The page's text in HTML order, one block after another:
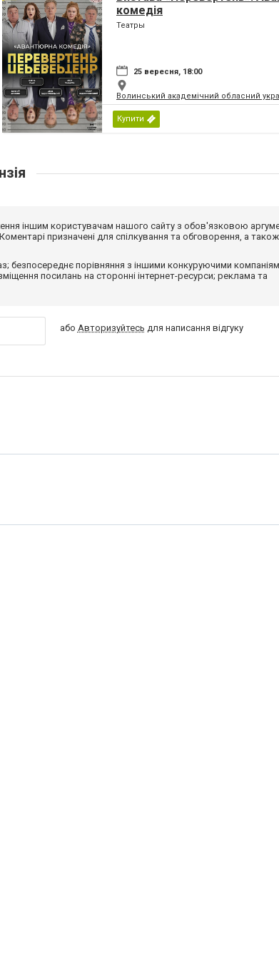
комедія
Театры
25 вересня, 18:00
Волинський академічний обласний
Купити
іншим користувачам нашого сайту з обов'язковою
призначені для спілкування та обговорення, а
безпосереднє порівняння з іншими конкуруючими
посилань на сторонні інтернет-ресурси; реклама та
або Авторизуйтесь для написання відгуку